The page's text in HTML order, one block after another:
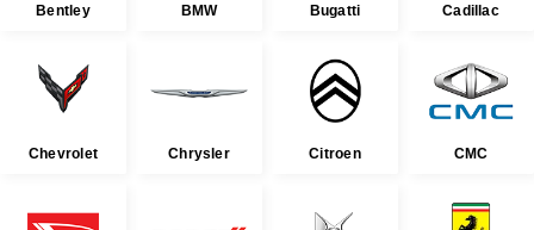
Bentley BMW Bugatti Cadillac
Chevrolet Chrysler Citroen CMC